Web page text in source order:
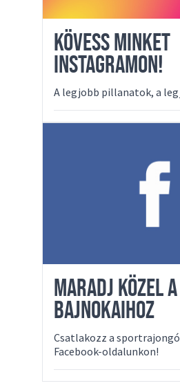
KÖVESS MINKET
INSTAGRAMON!
A legjobb pillanatok, a
MARADJ KÖZEL
BAJNOKAIHOZ
Csatlakozz a
Facebook-oldalunkon!